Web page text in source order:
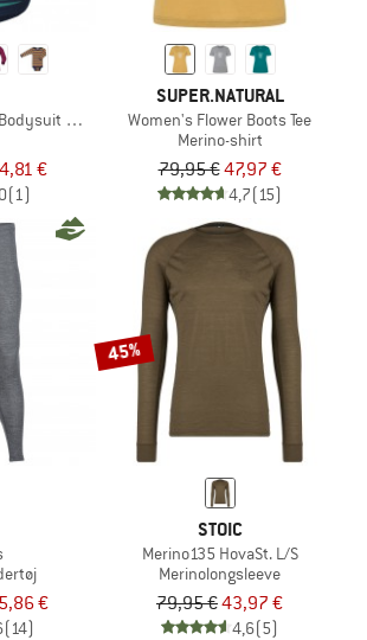
with Press Studs, Striped
€
(1)
SUPER.NATURAL
Women's Flower Boots Tee
Merino-shirt
79,95 €47,97 €
4,7(15)
€
(14)
45%
STOIC
Merino135 HovaSt. L/S
Merinolongsleeve
79,95 €43,97 €
4,6(5)